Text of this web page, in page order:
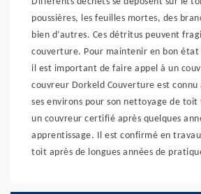
poussières, les feuilles mortes, des
bien d’autres. Ces détritus peuvent
couverture. Pour maintenir en bon état
il est important de faire appel à un
couvreur Dorkeld Couverture est connu
ses environs pour son nettoyage de toit
un couvreur certifié après quelques
apprentissage. Il est confirmé en
toit après de longues années de